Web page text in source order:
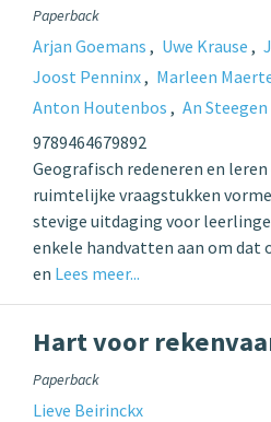
Paperback
Arjan Goemans Uwe Krause
Joost Penninx
Marleen
Anton Houtenbos
An Steegen
9789464679892
Geografisch redeneren en
ruimtelijke vraagstukken
stevige uitdaging voor
enkele handvatten aan om dat
en Lees meer...
Hart voor
Paperback
Lieve Beirinckx